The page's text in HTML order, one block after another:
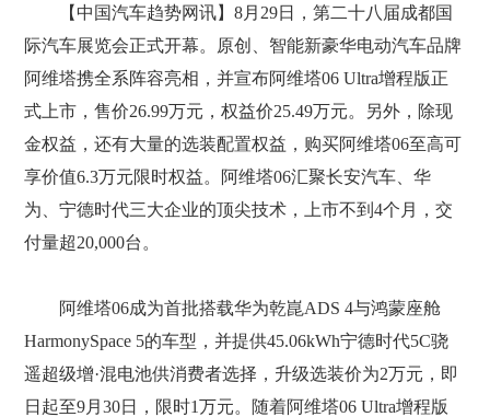
【中国汽车趋势网讯】8月29日，第二十八届成都国
际汽车展览会正式开幕。原创、智能新豪华电动汽车品牌
阿维塔携全系阵容亮相，并宣布阿维塔06 Ultra增程版正
式上市，售价26.99万元，权益价25.49万元。另外，除现
金权益，还有大量的选装配置权益，购买阿维塔06至高可
享价值6.3万元限时权益。阿维塔06汇聚长安汽车、华
为、宁德时代三大企业的顶尖技术，上市不到4个月，交
付量超20,000台。
阿维塔06成为首批搭载华为乾崑ADS 4与鸿蒙座舱
HarmonySpace 5的车型，并提供45.06kWh宁德时代5C骁
遥超级增·混电池供消费者选择，升级选装价为2万元，即
日起至9月30日，限时1万元。随着阿维塔06 Ultra增程版